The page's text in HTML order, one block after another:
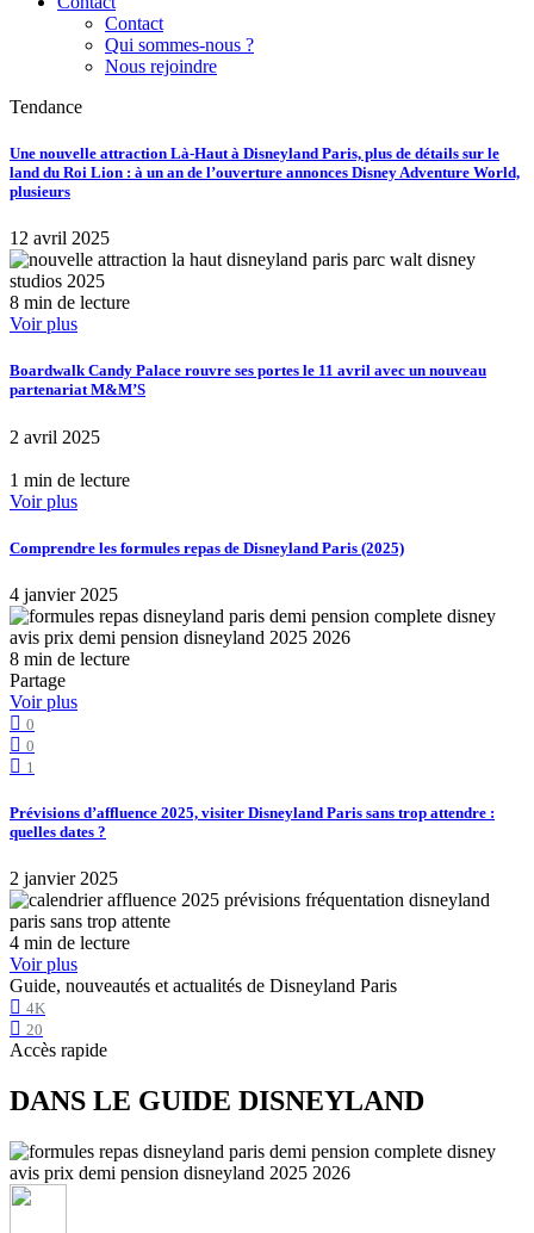
Contact
Qui sommes-nous ?
Nous rejoindre
Tendance
Une nouvelle attraction Là-Haut à Disneyland Paris, plus de détails sur le
land du Roi Lion : à un an de l’ouverture annonces Disney Adventure World,
plusieurs
12 avril 2025
8 min de lecture
Voir plus
Boardwalk Candy Palace rouvre ses portes le 11 avril avec un nouveau
partenariat M&M’S
2 avril 2025
1 min de lecture
Voir plus
Comprendre les formules repas de Disneyland Paris (2025)
4 janvier 2025
8 min de lecture
Partage
Voir plus
0
0
1
Prévisions d’affluence 2025, visiter Disneyland Paris sans trop attendre :
quelles dates ?
2 janvier 2025
4 min de lecture
Voir plus
Guide, nouveautés et actualités de Disneyland Paris
4K
20
Accès rapide
DANS LE GUIDE DISNEYLAND